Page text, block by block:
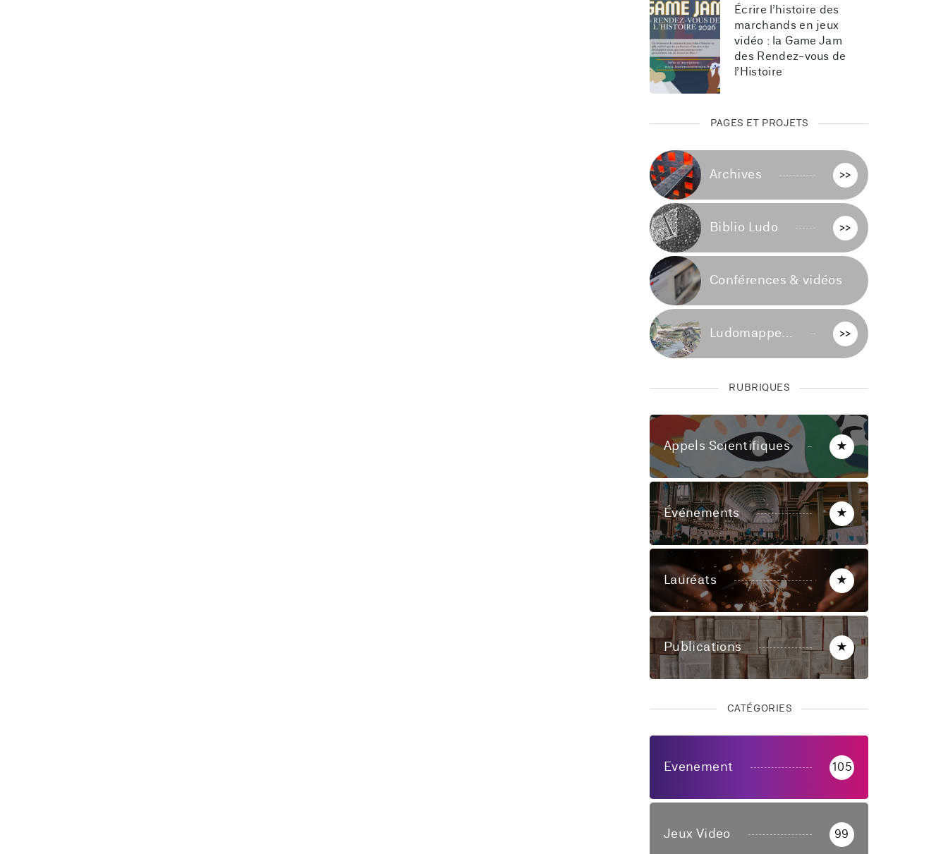
Écrire l’histoire des
marchands en jeux
vidéo : la Game Jam
des Rendez-vous de
l’Histoire
PAGES ET PROJETS
Archives >>
Biblio Ludo >>
Conférences & vidéos
Ludomappe... >>
RUBRIQUES
Appels Scientifiques ★
Événements ★
Lauréats ★
Publications ★
CATÉGORIES
Evenement 105
Jeux Video 99